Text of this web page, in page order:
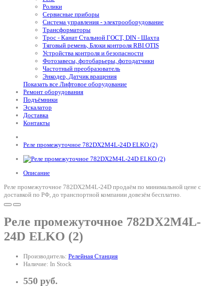
Ролики
Сервисные приборы
Система управления - электрооборудование
Трансформаторы
Трос - Канат Стальной ГОСТ, DIN - Шахта
Тяговый ремень, Блоки контроля RBI OTIS
Устройства контроля и безопасности
Фотозавесы, фотобарьеры, фотодатчики
Частотный преобразователь
Энкодер, Датчик вращения
Показать все Лифтовое оборудование
Ремонт оборудования
Подъёмники
Эскалатор
Доставка
Контакты
Реле промежуточное 782DX2M4L-24D ELKO (2)
Описание
Реле промежуточное 782DX2M4L-24D продаём по минимальной цене с
доставкой по РФ, до транспортной компании довезём бесплатно.
Реле промежуточное 782DX2M4L-
24D ELKO (2)
Производитель: Релейная Станция
Наличие: In Stock
550 руб.